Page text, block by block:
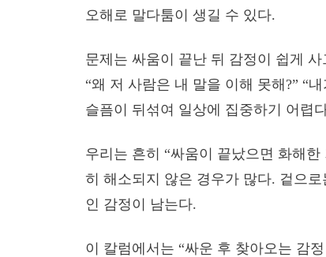
오해로 말다툼이 생길 수 있다.
문제는 싸움이 끝난 뒤 감정이 쉽게
“왜 저 사람은 내 말을 이해 못해?” “
슬픔이 뒤섞여 일상에 집중하기 어렵
우리는 흔히 “싸움이 끝났으면 화해
히 해소되지 않은 경우가 많다. 겉으
인 감정이 남는다.
이 칼럼에서는 “싸운 후 찾아오는 감